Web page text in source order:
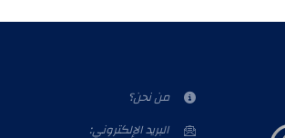
من نحن؟
البريد الإلكتروني: